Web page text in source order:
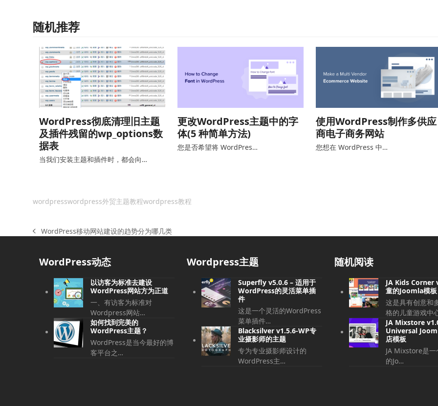
随机推荐
WordPress彻底清理旧主题
及插件残留的wp_options数
据表
当我们安装主题和插件时，都会向…
更改WordPress主题中的字
体(5 种简单方法)
您是否希望将 WordPres…
使用WordPress制作多供应
商电子商务网站
您想在 WordPress 中…
wordpresswordpress外贸主题教程wordpress教程
上WordPress移动网站建设的趋势分为哪几类
WordPress动态
以访客为标准去建设
WordPress网站方为正道
一、有访客为标准对
Wordpress网站…
如何找到完美的
WordPress主题？
WordPress是当今最好的博
客平台之…
Wordpress主题
Superfly v5.0.6 – 适用于
WordPress的灵活菜单插
件
这是一个灵活的WordPress
菜单插件…
Blacksilver v1.5.6-WP专
业摄影师的主题
专为专业摄影师设计的
WordPress主…
随机阅读
JA Kids Corner
童的Joomla模板
这是具有创意和
格的儿童游戏中
JA Mixstore
Universal
店模板
JA Mixstore是
的Jo…